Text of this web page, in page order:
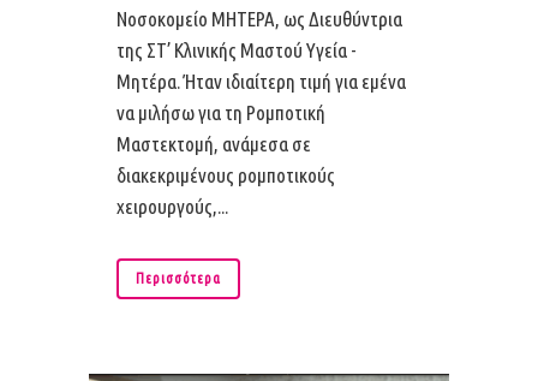
Νοσοκομείο ΜΗΤΕΡΑ, ως Διευθύντρια
της ΣΤ’ Κλινικής Μαστού Υγεία -
Μητέρα. Ήταν ιδιαίτερη τιμή για εμένα
να μιλήσω για τη Ρομποτική
Μαστεκτομή, ανάμεσα σε
διακεκριμένους ρομποτικούς
χειρουργούς,...
Περισσότερα